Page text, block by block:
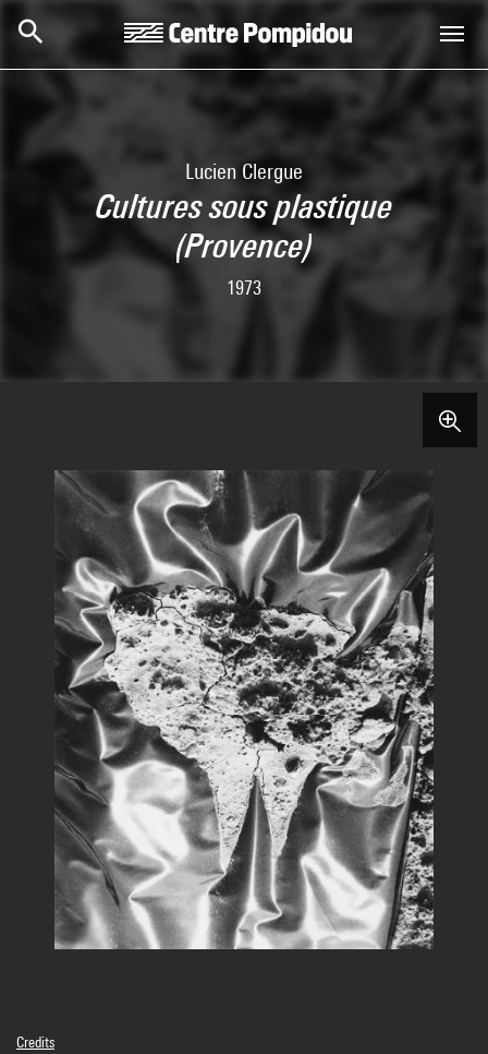
Lucien Clergue
Cultures sous plastique
(Provence)
1973
Credits